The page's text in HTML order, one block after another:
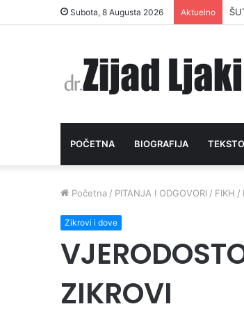
Subota, 8 Augusta 2026 Aktuelno
POČETNA BIOGRAFIJA
Početna / PITANJA I ODGOVORI / FIKH /
Zikrovi i dove
ZIKROVI